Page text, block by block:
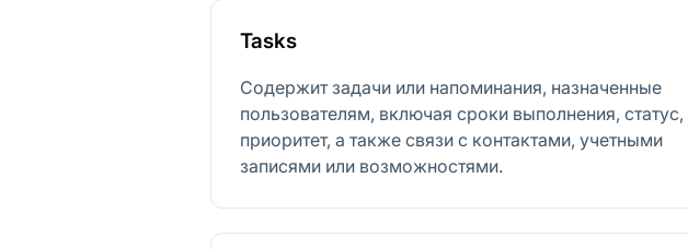
Tasks
Содержит задачи или напоминания, назначенные
пользователям, включая сроки выполнения, статус,
приоритет, а также связи с контактами, учетными
записями или возможностями.